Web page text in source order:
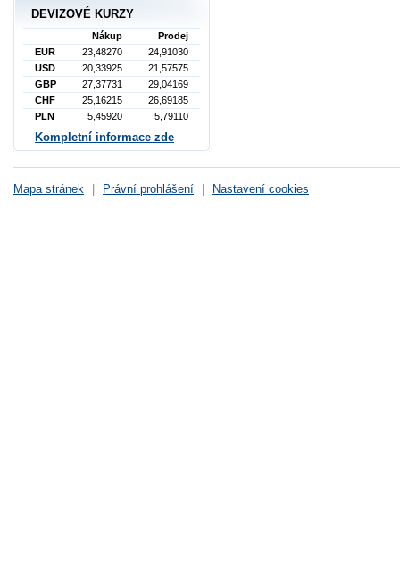
DEVIZOVÉ KURZY
Nákup
Prodej
EUR
23,48270
24,91030
USD
20,33925
21,57575
GBP
27,37731
29,04169
CHF
25,16215
26,69185
PLN
5,45920 5,79110
Kompletní informace zde
Mapa stránek Právní prohlášení Nastavení cookies